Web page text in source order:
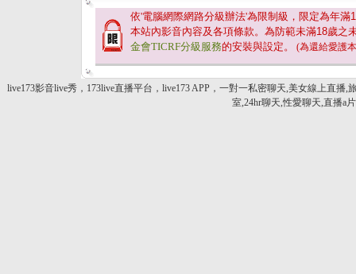
依'電腦網際網路分級辦法'為限制級，限定為年滿
本站內影音內容及各項條款。為防範未滿18歲之
金會TICRF分級服務的安裝與設定。 (為還給愛護
live173影音live秀，173live直播平台，live173 APP，一對一私密聊天,美女線上直
室,24hr聊天,性愛聊天,直播a